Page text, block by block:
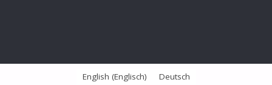
English (Englisch) Deutsch